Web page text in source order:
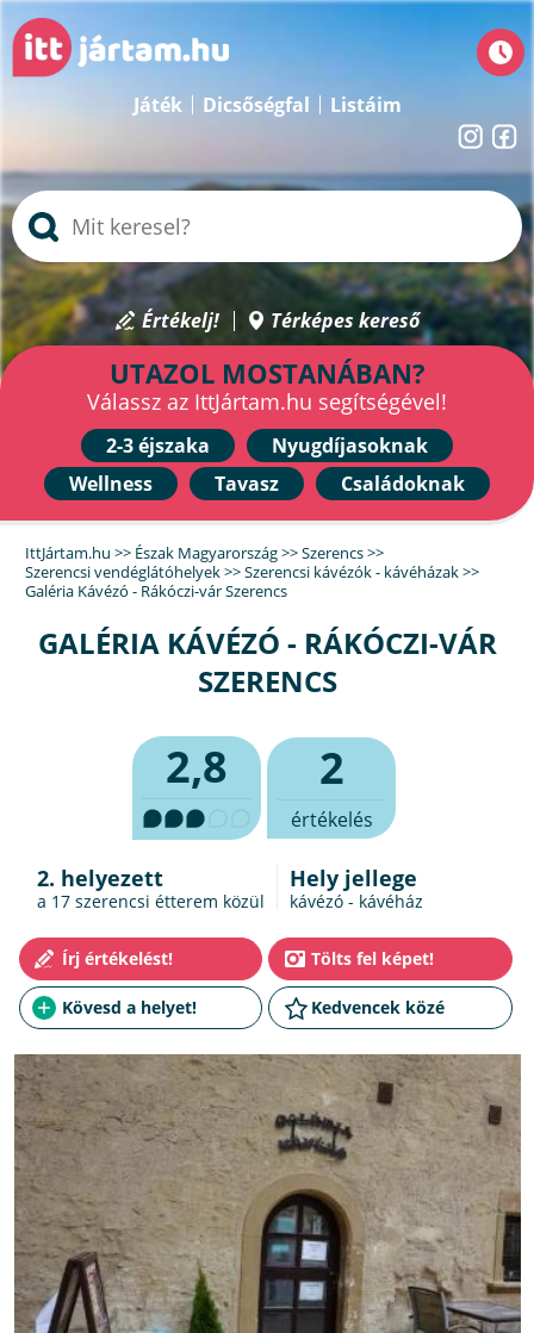
Játék Dicsőségfal Listáim
Értékelj! Térképes kereső
UTAZOL MOSTANÁBAN?
Válassz az IttJártam.hu segítségével!
2-3 éjszaka
Nyugdíjasoknak
Wellness
Tavasz Családoknak
IttJártam.hu >> Észak Magyarország>>Szerencs>>
Szerencsi vendéglátóhelyek>>Szerencsi kávézók - kávéházak>>
Galéria Kávézó - Rákóczi-vár Szerencs
GALÉRIA KÁVÉZÓ - RÁKÓCZI-VÁR
SZERENCS
2,8 2
értékelés
2. helyezett
a 17szerencsi étterem közül
Hely jellege
kávézó - kávéház